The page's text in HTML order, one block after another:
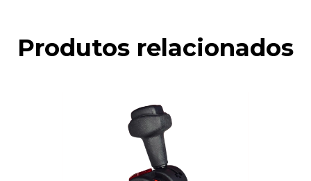
Produtos relacionados